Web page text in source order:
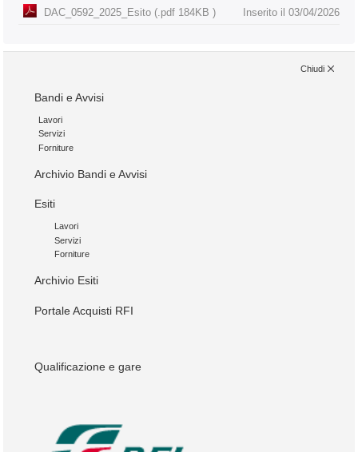
DAC_0592_2025_Esito (.pdf 184KB ) Inserito il 03/04/2026
Chiudi
Bandi e Avvisi
Lavori
Servizi
Forniture
Archivio Bandi e Avvisi
Esiti
Lavori
Servizi
Forniture
Archivio Esiti
Portale Acquisti RFI
Qualificazione e gare